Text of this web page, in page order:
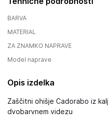
BARVA
MATERIAL
ZA ZNAMKO NAPRAVE
Model naprave
Opis izdelka
Zaščitni ohišje Cadorabo iz
dvobarvnem videzu